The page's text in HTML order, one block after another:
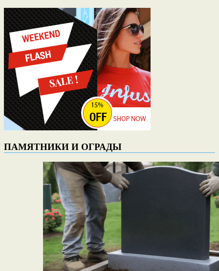
ПАМЯТНИКИ И ОГРАДЫ